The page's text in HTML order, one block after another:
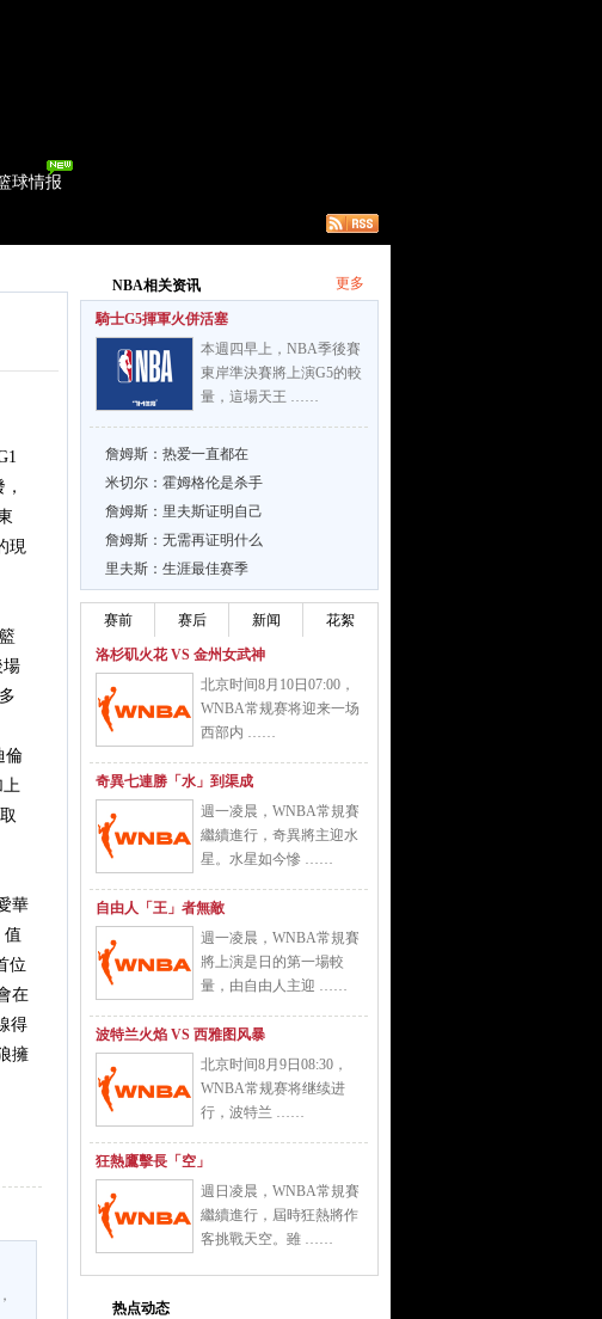
球情报
現
場
倫
上
華
值
位
在
得
擁
NBA相关资讯 更多
騎士G5揮軍火併活塞
本週四早上，NBA季後賽
東岸準決賽將上演G5的較
量，這場天王 ……
詹姆斯：热爱一直都在
米切尔：霍姆格伦是杀手
詹姆斯：里夫斯证明自己
詹姆斯：无需再证明什么
里夫斯：生涯最佳赛季
赛前 赛后 新闻 花絮
洛杉矶火花 VS 金州女武神
北京时间8月10日07:00，
WNBA常规赛将迎来一场
西部内 ……
奇異七連勝「水」到渠成
週一凌晨，WNBA常規賽
繼續進行，奇異將主迎水
星。水星如今慘 ……
自由人「王」者無敵
週一凌晨，WNBA常規賽
將上演是日的第一場較
量，由自由人主迎 ……
波特兰火焰 VS 西雅图风暴
北京时间8月9日08:30，
WNBA常规赛将继续进
行，波特兰 ……
狂熱鷹擊長「空」
週日凌晨，WNBA常規賽
繼續進行，屆時狂熱將作
客挑戰天空。雖 ……
热点动态